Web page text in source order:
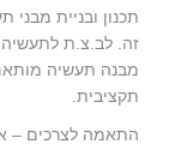
תכנון ובניית
זה. לב.צ.ת לתעשיה
מבנה תעשיה
תקציבית.
התאמה לצרכים –